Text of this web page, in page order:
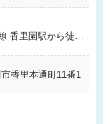
香里園駅から徒歩
香里本通町11番1